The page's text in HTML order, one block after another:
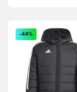
Megnyit egy
-44%